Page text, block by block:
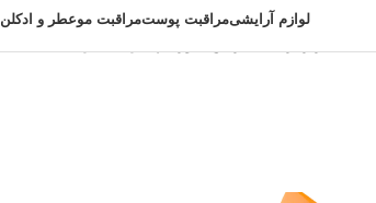
لوازم آرایشیمراقبت پوستمراقبت موعطر و ادکلن